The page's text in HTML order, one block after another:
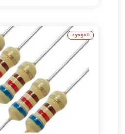
ناموجود